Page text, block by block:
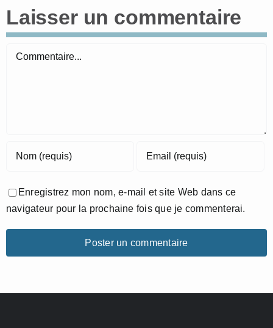
Laisser un commentaire
Commentaire
Enregistrez mon nom, e-mail et site Web dans ce
navigateur pour la prochaine fois que je commenterai.